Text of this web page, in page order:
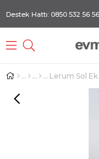
Destek Hattı: 0850 532 56 56
Lerum Sol Ek